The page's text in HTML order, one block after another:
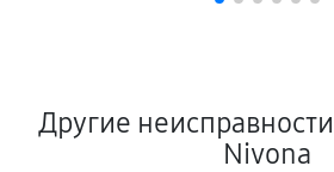
Другие
Nivona